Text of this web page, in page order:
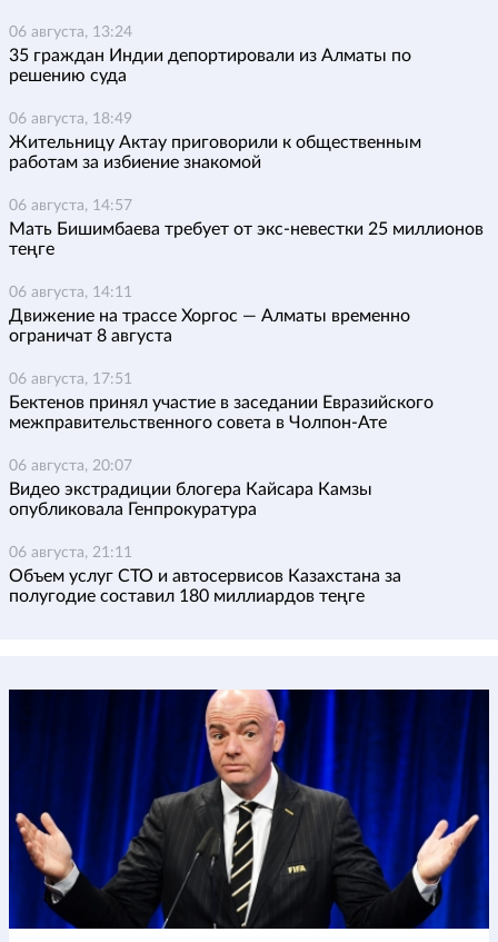
06 августа, 13:24
35 граждан Индии депортировали из Алматы по
решению суда
06 августа, 18:49
Жительницу Актау приговорили к общественным
работам за избиение знакомой
06 августа, 14:57
Мать Бишимбаева требует от экс-невестки 25 миллионов
теңге
06 августа, 14:11
Движение на трассе Хоргос — Алматы временно
ограничат 8 августа
06 августа, 17:51
Бектенов принял участие в заседании Евразийского
межправительственного совета в Чолпон-Ате
06 августа, 20:07
Видео экстрадиции блогера Кайсара Камзы
опубликовала Генпрокуратура
06 августа, 21:11
Объем услуг СТО и автосервисов Казахстана за
полугодие составил 180 миллиардов теңге